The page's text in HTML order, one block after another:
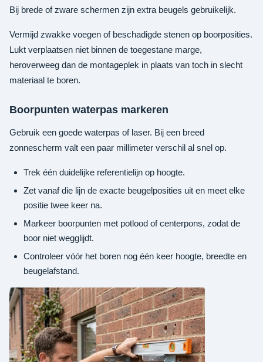
Bij brede of zware schermen zijn extra beugels gebruikelijk.
Vermijd zwakke voegen of beschadigde stenen op boorposities.
Lukt verplaatsen niet binnen de toegestane marge,
heroverweeg dan de montageplek in plaats van toch in slecht
materiaal te boren.
Boorpunten waterpas markeren
Gebruik een goede waterpas of laser. Bij een breed
zonnescherm valt een paar millimeter verschil al snel op.
Trek één duidelijke referentielijn op hoogte.
Zet vanaf die lijn de exacte beugelposities uit en meet elke
positie twee keer na.
Markeer boorpunten met potlood of centerpons, zodat de
boor niet wegglijdt.
Controleer vóór het boren nog één keer hoogte, breedte en
beugelafstand.